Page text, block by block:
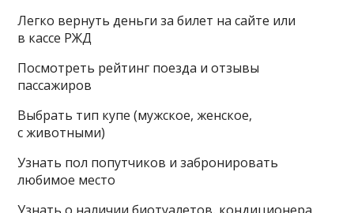
Легко вернуть деньги за билет на сайте или
в кассе РЖД
Посмотреть рейтинг поезда и отзывы
пассажиров
Выбрать тип купе (мужское, женское,
с животными)
Узнать пол попутчиков и забронировать
любимое место